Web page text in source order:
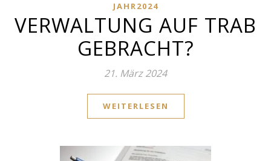
JAHR2024
VERWALTUNG AUF TRAB
GEBRACHT?
21. März 2024
WEITERLESEN